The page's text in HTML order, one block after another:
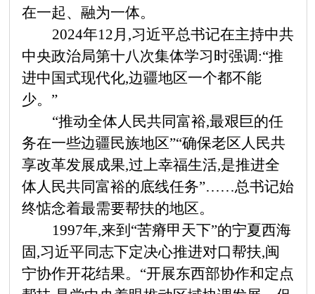
在一起、融为一体。
2024年12月,习近平总书记在主持中共
中央政治局第十八次集体学习时强调:“推
进中国式现代化,边疆地区一个都不能
少。”
“推动全体人民共同富裕,最艰巨的任
务在一些边疆民族地区”“确保老区人民共
享改革发展成果,过上幸福生活,是推进全
体人民共同富裕的底线任务”……总书记始
终惦念着最需要帮扶的地区。
1997年,来到“苦瘠甲天下”的宁夏西海
固,习近平同志下定决心推进对口帮扶,闽
宁协作开花结果。“开展东西部协作和定点